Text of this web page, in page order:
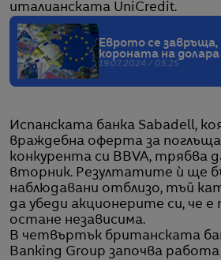
италианската UniCredit.
Еврото се
короната на
19.07.2024 / 05:25
Испанската банка Sabadell,
враждебна оферта за
конкурента си BBVA, трябва
вторник. Резултатите ѝ ще
наблюдавани отблизо, тъй
да убеди акционерите си, че е
остане независима.
В четвъртък британската
Banking Group започва